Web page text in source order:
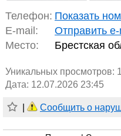
Телефон: Показать
E-mail:
Отправить e-
Место:
Брестская
Уникальных просмотров: 1
Дата: 12.07.2026 23:45
Сообщить о